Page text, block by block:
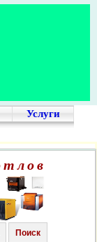
Услуги
Поиск